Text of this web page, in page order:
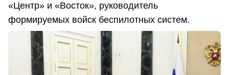
«Центр» и «Восток», руководитель
формируемых войск беспилотных систем.